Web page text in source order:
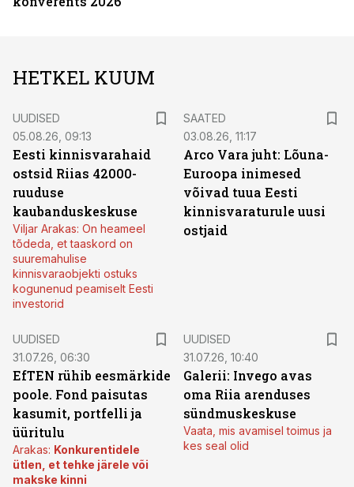
HETKEL KUUM
UUDISED
05.08.26, 09:13
Eesti kinnisvarahaid
ostsid Riias 42000-
ruuduse
kaubanduskeskuse
Viljar Arakas: On heameel
tõdeda, et taaskord on
suuremahulise
kinnisvaraobjekti ostuks
kogunenud peamiselt Eesti
investorid
SAATED
03.08.26, 11:17
Arco Vara juht: Lõuna-
Euroopa inimesed
võivad tuua Eesti
kinnisvaraturule uusi
ostjaid
UUDISED
31.07.26, 06:30
EfTEN rühib eesmärkide
poole. Fond paisutas
kasumit, portfelli ja
üüritulu
Arakas: Konkurentidele
ütlen, et tehke järele või
makske kinni
UUDISED
31.07.26, 10:40
Galerii: Invego avas
oma Riia arenduses
sündmuskeskuse
Vaata, mis avamisel toimus ja
kes seal olid